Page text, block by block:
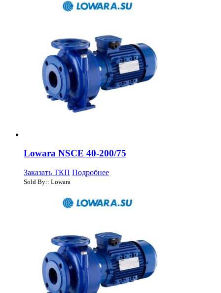
Lowara NSCE 40-200/75
Заказать ТКП Подробнее
Sold By:: Lowara